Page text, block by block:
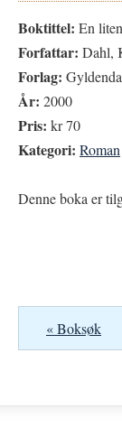
Boktittel: En
Forfattar: Dahl,
Forlag:
År: 2000
Pris: kr 70
Kategori: Roman
Denne boka er
« Boksøk